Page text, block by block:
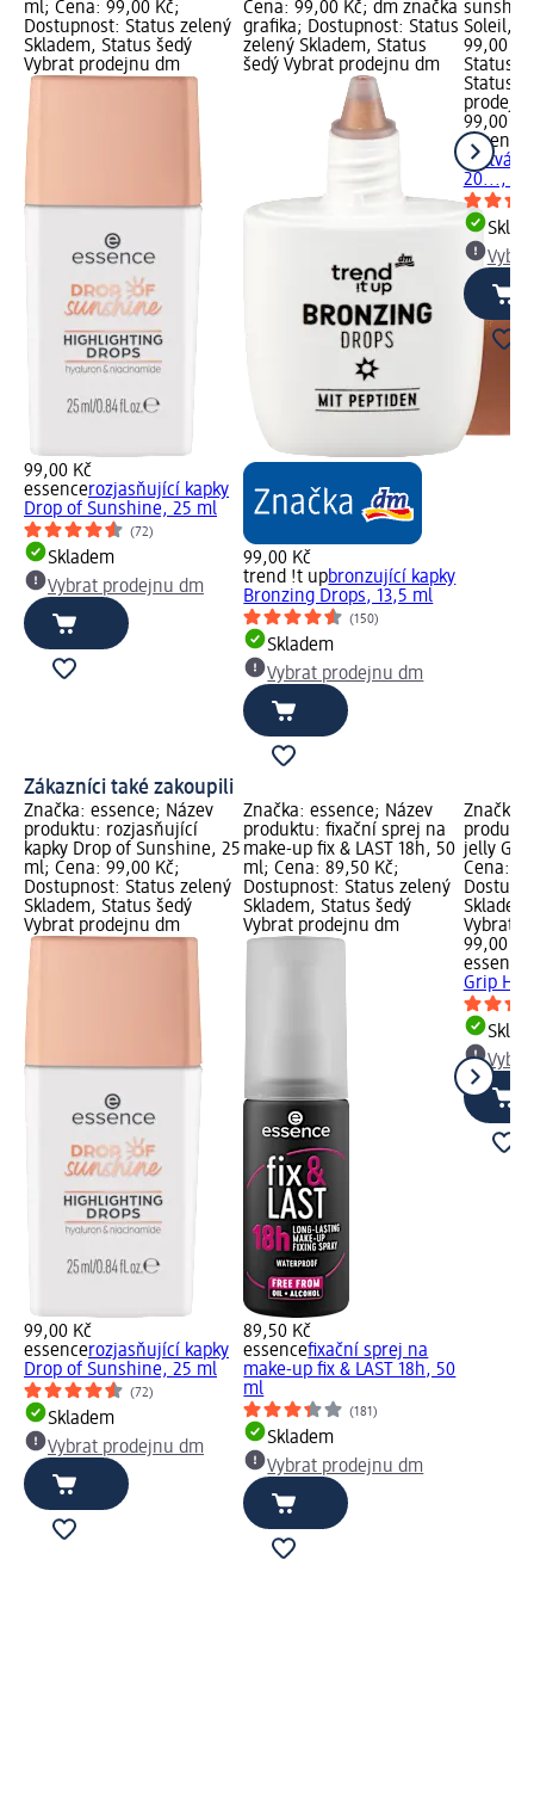
ml; Cena: 99,00 Kč;
Dostupnost: Status zelený
Skladem, Status šedý
Vybrat prodejnu dm
99,00 Kč
essencerozjasňující kapky
Drop of Sunshine, 25 ml
(72)
Skladem
Vybrat prodejnu dm
Cena: 99,00 Kč; dm značka
grafika; Dostupnost: Status
zelený Skladem, Status
šedý Vybrat prodejnu dm
99,00 Kč
trend !t upbronzující kapky
Bronzing Drops, 13,5 ml
(150)
Skladem
Vybrat prodejnu dm
Soleil,
99,00
Status
Status
99,00 Kč
essence
na tvář
20..., 16
Zákazníci také zakoupili
Značka: essence; Název
produktu: rozjasňující
kapky Drop of Sunshine, 25
ml; Cena: 99,00 Kč;
Dostupnost: Status zelený
Skladem, Status šedý
Vybrat prodejnu dm
99,00 Kč
essencerozjasňující kapky
Drop of Sunshine, 25 ml
(72)
Skladem
Vybrat prodejnu dm
Značka: essence; Název
produktu: fixační sprej na
make-up fix & LAST 18h, 50
ml; Cena: 89,50 Kč;
Dostupnost: Status zelený
Skladem, Status šedý
Vybrat prodejnu dm
89,50 Kč
essencefixační sprej na
make-up fix & LAST 18h, 50
ml
(181)
Skladem
Vybrat prodejnu dm
Značka:
jelly
Cena:
Vybrat
99,00 Kč
essence
Grip